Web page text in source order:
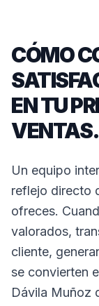
CÓMO
EN TU
VENTAS.
Un equipo
reflejo directo
ofreces.
valorados,
cliente,
se convierten
Dávila Muñoz